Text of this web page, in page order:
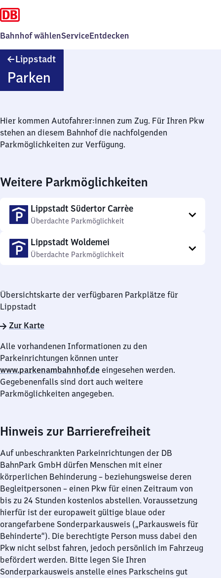
Bahnhof wählenServiceEntdecken
Lippstadt
Parken
Hier kommen Autofahrer:innen zum Zug. Für Ihren Pkw
stehen an diesem Bahnhof die nachfolgenden
Parkmöglichkeiten zur Verfügung.
Weitere Parkmöglichkeiten
Lippstadt Südertor Carrèe
Überdachte Parkmöglichkeit
Lippstadt Woldemei
Überdachte Parkmöglichkeit
Übersichtskarte der verfügbaren Parkplätze für
Lippstadt
Zur Karte
Alle vorhandenen Informationen zu den
Parkeinrichtungen können unter
www.parkenambahnhof.de eingesehen werden.
Gegebenenfalls sind dort auch weitere
Parkmöglichkeiten angegeben.
Hinweis zur Barrierefreiheit
Auf unbeschrankten Parkeinrichtungen der DB
BahnPark GmbH dürfen Menschen mit einer
körperlichen Behinderung – beziehungsweise deren
Begleitpersonen – einen Pkw für einen Zeitraum von
bis zu 24 Stunden kostenlos abstellen. Voraussetzung
hierfür ist der europaweit gültige blaue oder
orangefarbene Sonderparkausweis („Parkausweis für
Behinderte“). Die berechtigte Person muss dabei den
Pkw nicht selbst fahren, jedoch persönlich im Fahrzeug
befördert werden. Bitte legen Sie Ihren
Sonderparkausweis anstelle eines Parkscheins gut